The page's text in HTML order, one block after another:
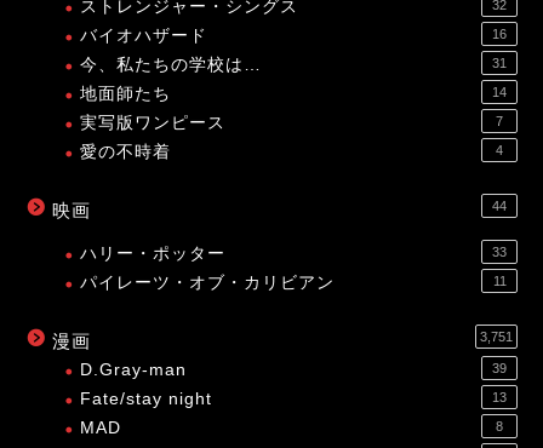
ストレンジャー・シングス 32
バイオハザード 16
今、私たちの学校は… 31
地面師たち 14
実写版ワンピース 7
愛の不時着 4
映画 44
ハリー・ポッター 33
パイレーツ・オブ・カリビアン 11
漫画 3,751
D.Gray-man 39
Fate/stay night 13
MAD 8